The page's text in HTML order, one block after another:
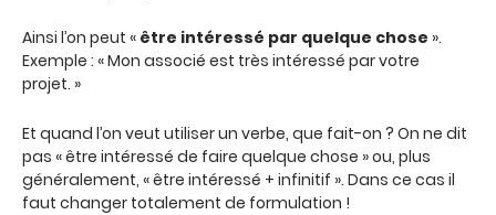
Ainsi l’on peut « être intéressé par quelque chose ».
Exemple : « Mon associé est très intéressé par votre
projet. »
Et quand l’on veut utiliser un verbe, que fait-on ? On ne dit
pas « être intéressé de faire quelque chose » ou, plus
généralement, « être intéressé + infinitif ». Dans ce cas il
faut changer totalement de formulation !